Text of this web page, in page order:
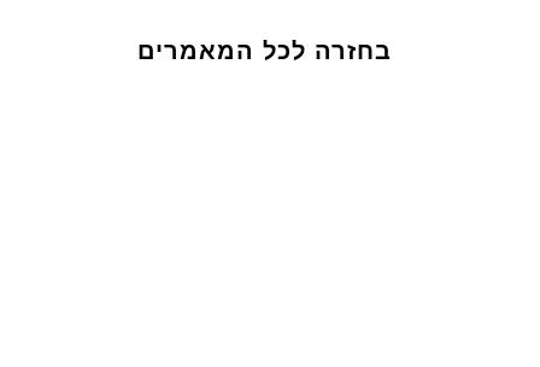
בחזרה לכל המאמרים